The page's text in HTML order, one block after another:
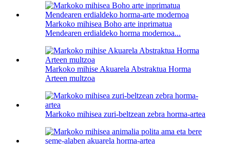
Markoko mihisea Boho arte inprimatua
Mendearen erdialdeko horma modernoa...
Markoko mihise Akuarela Abstraktua Horma
Arteen multzoa
Markoko mihisea zuri-beltzean zebra horma-artea